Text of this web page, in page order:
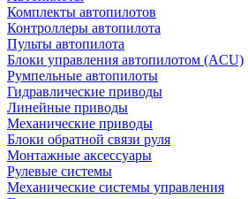
Комплекты автопилотов
Контроллеры автопилота
Пульты автопилота
Блоки управления автопилотом (ACU)
Румпельные автопилоты
Гидравлические приводы
Линейные приводы
Механические приводы
Блоки обратной связи руля
Монтажные аксессуары
Рулевые системы
Механические системы управления